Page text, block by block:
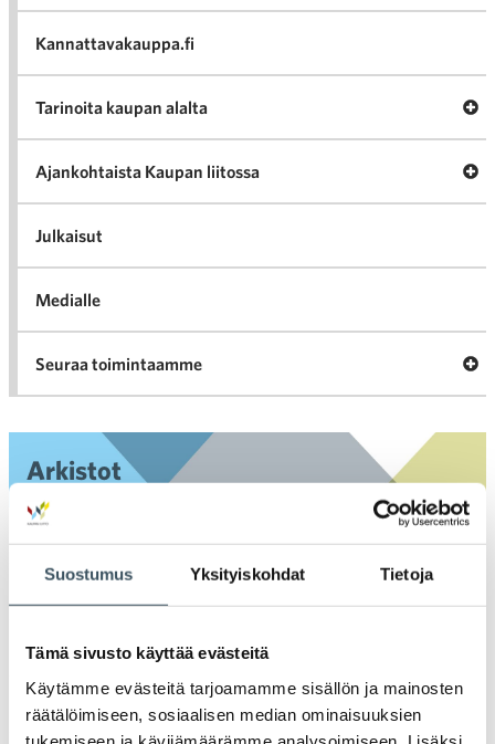
Suostumus Yksityiskohdat Tietoja
Tämä sivusto käyttää evästeitä
Käytämme evästeitä tarjoamamme sisällön ja mainosten
räätälöimiseen, sosiaalisen median ominaisuuksien
Kannattavakauppa.fi
Tarinoita kaupan alalta
Ajankohtaista Kaupan liitossa
Julkaisut
Medialle
Seuraa toimintaamme
Arkistot
2024
2023